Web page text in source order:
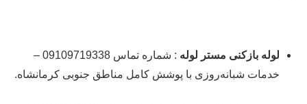
لوله بازکنی مستر لوله
: شماره تماس 09109719338 –
خدمات شبانه‌روزی با پوشش کامل مناطق جنوبی کرمانشاه.